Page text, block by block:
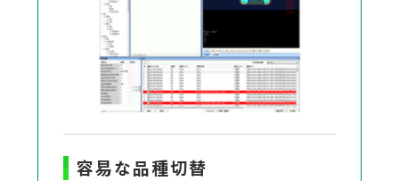
容易な品種切替